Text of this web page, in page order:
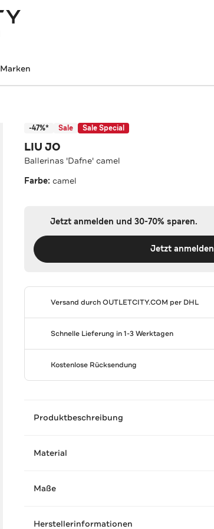
Marken
-47%* Sale Sale Special
LIU JO
Ballerinas 'Dafne' camel
Farbe:camel
Jetzt anmelden und 30-70% sparen.
Jetzt anmelden
Versand durchOUTLETCITY.COM per DHL
Schnelle Lieferung in 1-3 Werktagen
Kostenlose Rücksendung
Produktbeschreibung
Material
Maße
Herstellerinformationen